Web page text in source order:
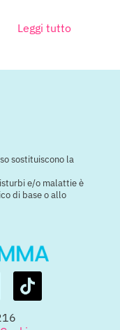
Leggi tutto
sostituiscono la
e/o malattie è
di base o allo